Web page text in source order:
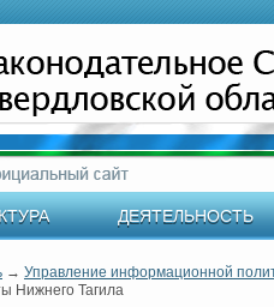
ДЕЯТЕЛЬНОСТЬ
→ Управление информационной
Нижнего Тагила